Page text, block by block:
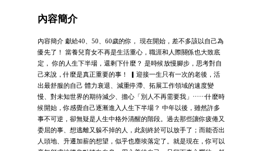
內容簡介
內容簡介 獻給40、50、60歲的你， 現在開始，差不多該以自己為
優先了！ 當養兒育女不再是生活重心，職涯和人際關係也大致底
定， 你的人生下半場，還剩下什麼？ 是時候放慢腳步，思考對自
己來說，什麼是真正重要的事！ ▎迎接一生只有一次的老後，活
出最舒服的自己 體力衰退、減重停滯、拓展工作領域的速度變
慢、對未知世界的期待減少、擔心「別人不再需要我」⋯⋯什麼時
候開始，你感覺自己逐漸進入人生下半場？ 中年以後，雖然許多
事不可逆，卻無疑是人生中格外清醒的階段。過去那些讓你疲倦又
委屈的事、想逃離又躲不掉的人，此刻終於可以放手了；而能否出
人頭地、升遷加薪的想望，似乎也塵埃落定了。就是現在，你可以